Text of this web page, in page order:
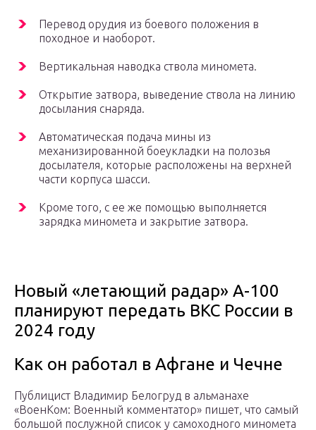
Перевод орудия из боевого положения в
походное и наоборот.
Вертикальная наводка ствола миномета.
Открытие затвора, выведение ствола на линию
досылания снаряда.
Автоматическая подача мины из
механизированной боеукладки на полозья
досылателя, которые расположены на верхней
части корпуса шасси.
Кроме того, с ее же помощью выполняется
зарядка миномета и закрытие затвора.
Новый «летающий радар» А-100
планируют передать ВКС России в
2024 году
Как он работал в Афгане и Чечне
Публицист Владимир Белогруд в альманахе
«ВоенКом: Военный комментатор» пишет, что самый
большой послужной список у самоходного миномета